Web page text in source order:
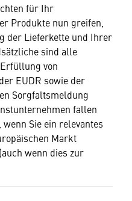
für Ihr
Produkte nun greifen,
der Lieferkette und Ihrer
sind alle
von
EUDR sowie der
Sorgfaltsmeldung
fallen
Sie ein relevantes
Markt
wenn dies zur